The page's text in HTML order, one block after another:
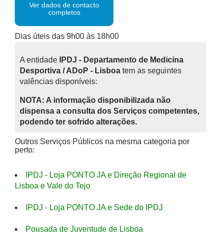
Ver dados de contacto
completos
Dias úteis das 9h00 às 18h00
A entidade
IPDJ - Departamento de Medicina
Desportiva / ADoP - Lisboa tem as seguintes
valências disponíveis:
NOTA: A informação disponibilizada não
dispensa a consulta dos Serviços competentes,
podendo ter sofrido alterações.
Outros Serviços Públicos na mesma categoria por
perto:
IPDJ - Loja PONTO JA e Direção Regional de
Lisboa e Vale do Tejo
IPDJ - Loja PONTO JA e Sede do IPDJ
Pousada de Juventude de Lisboa